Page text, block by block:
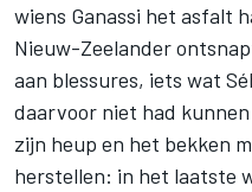
wiens Ganassi het asfalt
Nieuw-Zeelander
aan blessures, iets wat
daarvoor niet had
zijn heup en het bekken
herstellen: in het laatste